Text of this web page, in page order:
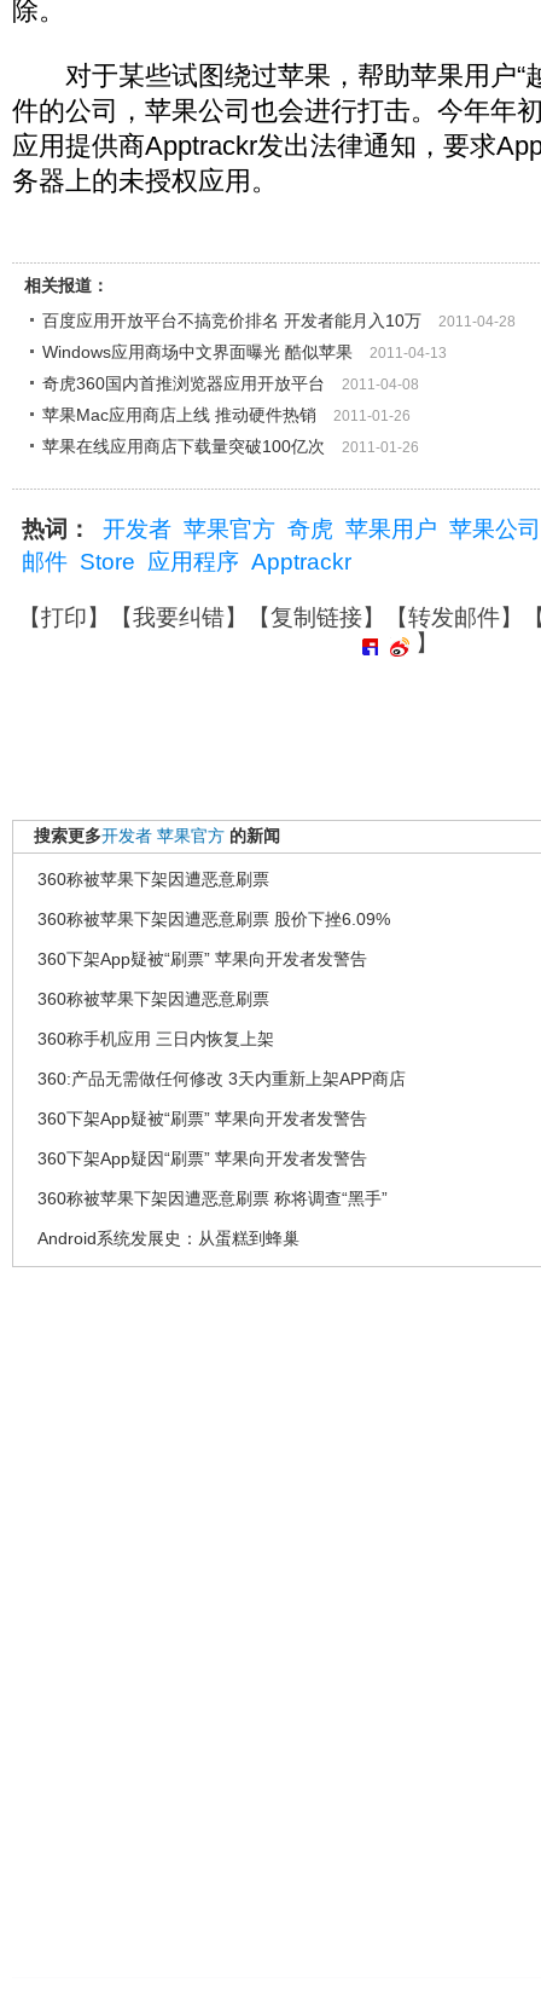
除。
对于某些试图绕过苹果，帮助苹果用户“
件的公司，苹果公司也会进行打击。今年年
应用提供商Apptrackr发出法律通知，要求
务器上的未授权应用。
相关报道：
百度应用开放平台不搞竞价排名 开发者能月入10万
2011-04-28
Windows应用商场中文界面曝光 酷似苹果 2011-04-13
奇虎360国内首推浏览器应用开放平台 2011-04-08
苹果Mac应用商店上线 推动硬件热销 2011-01-26
苹果在线应用商店下载量突破100亿次 2011-01-26
热词： 开发者 苹果官方 奇虎 苹果用户 苹果公司
邮件 Store 应用程序 Apptrackr
【打印】【我要纠错】【复制链接】【转发邮件】
】
搜索更多开发者 苹果官方 的新闻
360称被苹果下架因遭恶意刷票
360称被苹果下架因遭恶意刷票 股价下挫6.09%
360下架App疑被“刷票” 苹果向开发者发警告
360称被苹果下架因遭恶意刷票
360称手机应用 三日内恢复上架
360:产品无需做任何修改 3天内重新上架APP商店
360下架App疑被“刷票” 苹果向开发者发警告
360下架App疑因“刷票” 苹果向开发者发警告
360称被苹果下架因遭恶意刷票 称将调查“黑手”
Android系统发展史：从蛋糕到蜂巢